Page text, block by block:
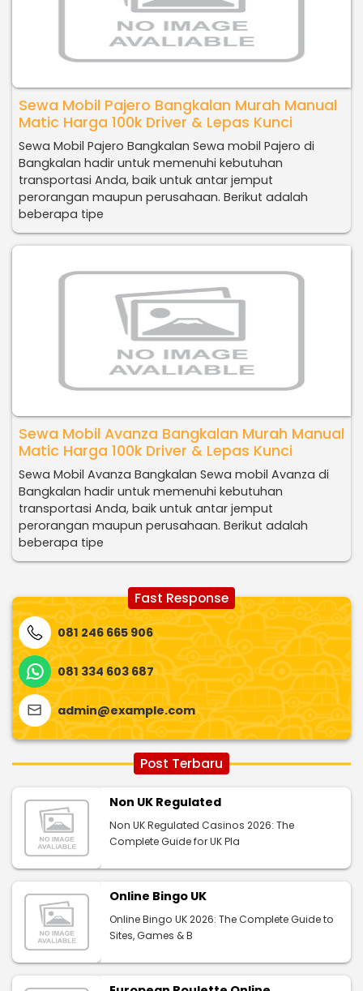
Sewa Mobil Pajero Bangkalan Murah Manual
Matic Harga 100k Driver & Lepas Kunci
Sewa Mobil Pajero Bangkalan Sewa mobil Pajero di
Bangkalan hadir untuk memenuhi kebutuhan
transportasi Anda, baik untuk antar jemput
perorangan maupun perusahaan. Berikut adalah
beberapa tipe
Sewa Mobil Avanza Bangkalan Murah Manual
Matic Harga 100k Driver & Lepas Kunci
Sewa Mobil Avanza Bangkalan Sewa mobil Avanza di
Bangkalan hadir untuk memenuhi kebutuhan
transportasi Anda, baik untuk antar jemput
perorangan maupun perusahaan. Berikut adalah
beberapa tipe
Fast Response
081 246 665 906
081 334 603 687
admin@example.com
Post Terbaru
Non UK Regulated
Non UK Regulated Casinos 2026: The
Complete Guide for UK Pla
Online Bingo UK
Online Bingo UK 2026: The Complete Guide to
Sites, Games & B